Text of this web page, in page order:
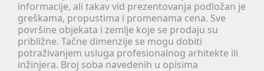
informacije, ali takav vid prezentovanja podložan je
greškama, propustima i promenama cena. Sve
površine objekata i zemlje koje se prodaju su
približne. Tačne dimenzije se mogu dobiti
potraživanjem usluga profesionalnog arhitekte ili
inžinjera. Broj soba navedenih u opisima